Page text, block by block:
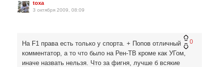
toxa
3 октября 2009, 08:09
0
На F1 права есть только у спорта. + Попов отличный
комментатор, а то что было на Рен-ТВ кроме как УГом,
иначе назвать нельзя. Что за фигня, лучше б всякие